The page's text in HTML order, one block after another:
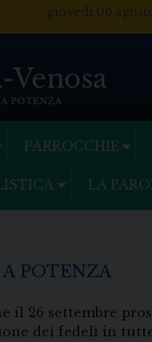
giovedì 06
PARROCCHIE
LA
POTENZA
il 26 settembre
dei fedeli in